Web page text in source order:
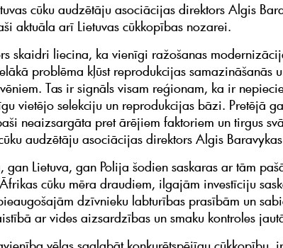
cūku audzētāju asociācijas direktors Algis
aktuāla arī Lietuvas cūkkopības nozarei.
skaidri liecina, ka vienīgi ražošanas
problēma kļūst reprodukcijas samazināšanās
Tas ir signāls visam reģionam, ka ir
vietējo selekciju un reprodukcijas bāzi. Pretējā
neaizsargāta pret ārējiem faktoriem un tirgus
audzētāju asociācijas direktors Algis
gan Lietuva, gan Polija šodien saskaras ar tām
cūku mēra draudiem, ilgajām investīciju
dzīvnieku labturības prasībām un
ar vides aizsardzības un smaku kontroles